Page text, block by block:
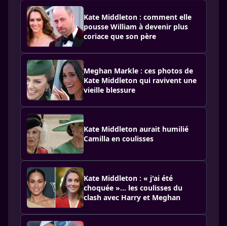
Kate Middleton : comment elle
pousse William à devenir plus
coriace que son père
Meghan Markle : ces photos de
Kate Middleton qui ravivent une
vieille blessure
Kate Middleton aurait humilié
Camilla en coulisses
Kate Middleton : « j'ai été
choquée »… les coulisses du
clash avec Harry et Meghan